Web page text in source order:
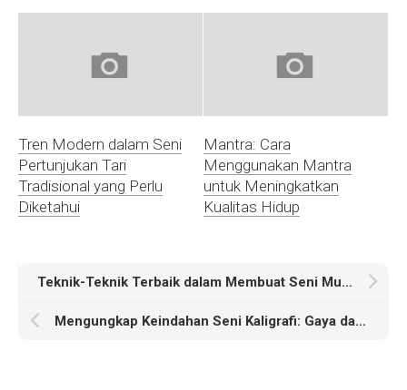
Tren Modern dalam Seni
Pertunjukan Tari
Tradisional yang Perlu
Diketahui
Mantra: Cara
Menggunakan Mantra
untuk Meningkatkan
Kualitas Hidup
Teknik-Teknik Terbaik dalam Membuat Seni Mural Dinding yang Menakjubkan
Mengungkap Keindahan Seni Kaligrafi: Gaya dan Aliran Terpopuler